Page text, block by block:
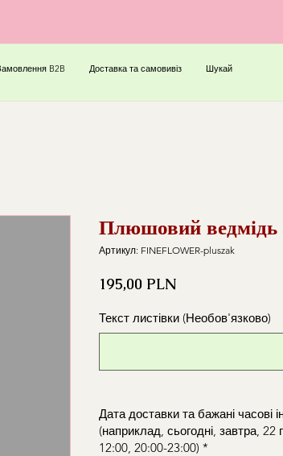
B2B Доставка та самовивіз Шукай
Плюшовий ведмідь
Артикул: FINEFLOWER-pluszak
195,00 PLNЦіна
Текст листівки (Необов'язково)
Дата доставки та бажані часові
(наприклад, сьогодні, завтра, 22
12:00, 20:00-23:00) *